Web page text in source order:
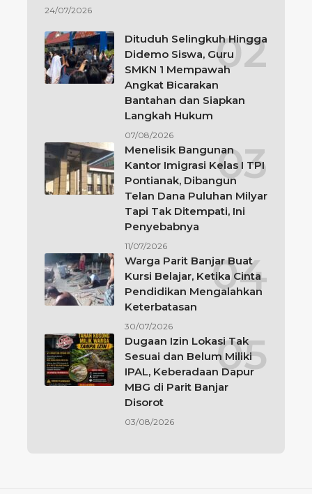
24/07/2026
Dituduh Selingkuh Hingga
Didemo Siswa, Guru
SMKN 1 Mempawah
Angkat Bicarakan
Bantahan dan Siapkan
Langkah Hukum
07/08/2026
Menelisik Bangunan
Kantor Imigrasi Kelas I TPI
Pontianak, Dibangun
Telan Dana Puluhan Milyar
Tapi Tak Ditempati, Ini
Penyebabnya
11/07/2026
Warga Parit Banjar Buat
Kursi Belajar, Ketika Cinta
Pendidikan Mengalahkan
Keterbatasan
30/07/2026
Dugaan Izin Lokasi Tak
Sesuai dan Belum Miliki
IPAL, Keberadaan Dapur
MBG di Parit Banjar
Disorot
03/08/2026